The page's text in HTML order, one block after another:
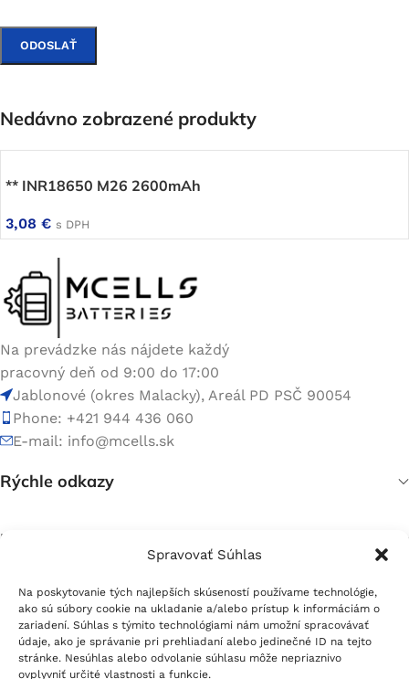
Spravovať Súhlas
Na poskytovanie tých najlepších skúseností používame technológie,
ako sú súbory cookie na ukladanie a/alebo prístup k informáciám o
zariadení. Súhlas s týmito technológiami nám umožní spracovávať
údaje, ako je správanie pri prehliadaní alebo jedinečné ID na tejto
stránke. Nesúhlas alebo odvolanie súhlasu môže nepriaznivo
ovplyvniť určité vlastnosti a funkcie.
Nedávno zobrazené produkty
** INR18650 M26 2600mAh
3,08 € s DPH
Na prevádzke nás nájdete každý
pracovný deň od 9:00 do 17:00
Jablonové (okres Malacky), Areál PD PSČ 90054
Phone: +421 944 436 060
E-mail: info@mcells.sk
Rýchle odkazy
Užitočné linky
Pätička menu
Sociálne siete: